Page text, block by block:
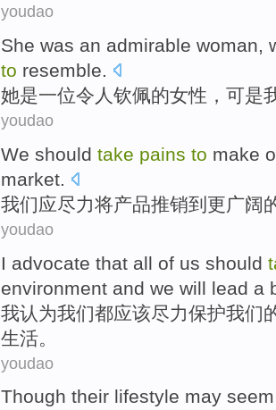
youdao
She was an admirable woman,
to resemble.
她是一位令人钦佩的女性 ， 可是
youdao
We should take pains to make
market.
我们应尽力将产品推销到 更广阔
youdao
I advocate that all of us should
environment and we will lead a
我认为我们都应该尽力保护我们
生活。
youdao
Though their lifestyle may seem